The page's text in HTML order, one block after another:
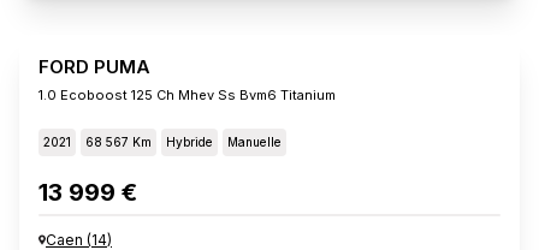
FORD PUMA
1.0 Ecoboost 125 Ch Mhev Ss Bvm6 Titanium
2021 68 567 Km Hybride Manuelle
13 999 €
Caen (14)